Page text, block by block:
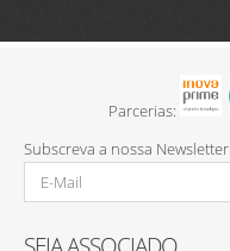
Parcerias:
Subscreva a nossa Newsletter